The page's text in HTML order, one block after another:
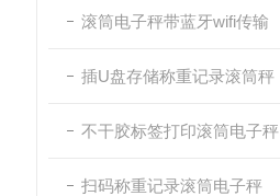
滚筒电子秤带蓝牙wifi传输
插U盘存储称重记录滚筒秤
不干胶标签打印滚筒电子秤
扫码称重记录滚筒电子秤